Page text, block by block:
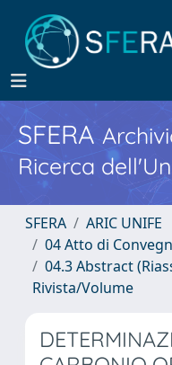
SFERA
Ricerca
SFERA
ARIC UNIFE
04 Atto di
04.3 Abstract
Rivista/Volume